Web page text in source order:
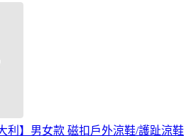
利】男女款 磁扣戶外涼鞋/護趾涼鞋